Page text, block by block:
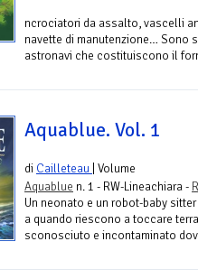
ncrociatori da assalto, vascelli
navette di manutenzione… Sono
astronavi che costituiscono il
Aquablue. Vol. 1
di Cailleteau | Volume
Aquablue n. 1 - RW-Lineachiara -
Un neonato e un robot-baby
a quando riescono a toccare
sconosciuto e incontaminato